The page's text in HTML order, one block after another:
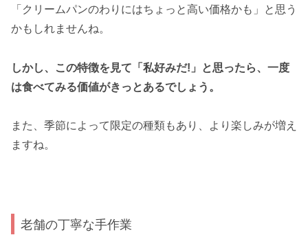
「クリームパンのわりにはちょっと高い価格かも」と思う
かもしれませんね。
しかし、この特徴を見て「私好みだ!」と思ったら、一度
は食べてみる価値がきっとあるでしょう。
また、季節によって限定の種類もあり、より楽しみが増え
ますね。
老舗の丁寧な手作業